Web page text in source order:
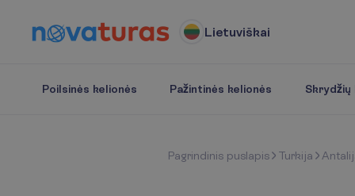
Lietuviškai
Poilsinės kelionės Pažintinės kelionės Skrydžių
Pagrindinis puslapis Turkija